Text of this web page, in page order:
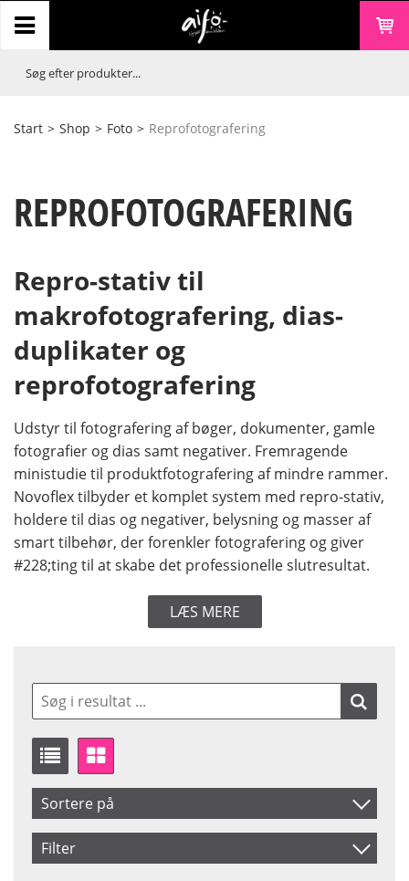
Start > Shop > Foto > Reprofotografering
REPROFOTOGRAFERING
Repro-stativ til
makrofotografering, dias-
duplikater og
reprofotografering
Udstyr til fotografering af bøger, dokumenter, gamle
fotografier og dias samt negativer. Fremragende
ministudie til produktfotografering af mindre rammer.
Novoflex tilbyder et komplet system med repro-stativ,
holdere til dias og negativer, belysning og masser af
smart tilbehør, der forenkler fotografering og giver
#228;ting til at skabe det professionelle slutresultat.
LÆS MERE
Sortere på
Produkt Nr.
Filter